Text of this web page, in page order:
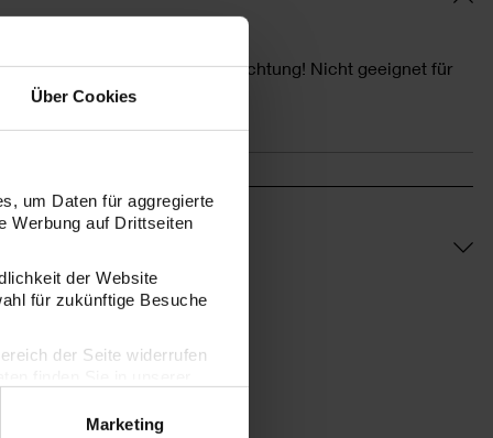
Über Cookies
um Daten für aggregierte
Werbung auf Drittseiten
der Website
für zukünftige Besuche
der Seite widerrufen
Marketing
bitte aufbewahren. Achtung! Nicht geeignet für